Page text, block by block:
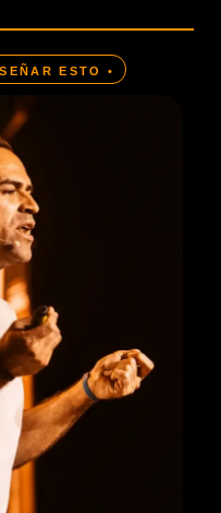
ESTO •